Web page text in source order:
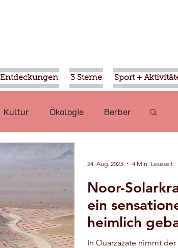
Entdeckungen 3 Sterne Sport +
Kultur Ökologie Berber
Ouled Teima
Wirtschaft Natur
Sport Essaouira
Noor-
ein
heimlich
In Ouarzazate nimmt
24. Aug. 2023 4 Min. Lesezeit